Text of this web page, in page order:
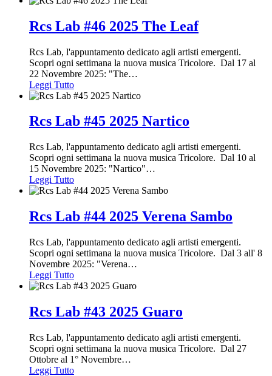
Rcs Lab #46 2025 The Leaf
Rcs Lab, l'appuntamento dedicato agli artisti emergenti.
Scopri ogni settimana la nuova musica Tricolore. Dal 17 al
22 Novembre 2025: "The…
Leggi Tutto
Rcs Lab #45 2025 Nartico
Rcs Lab, l'appuntamento dedicato agli artisti emergenti.
Scopri ogni settimana la nuova musica Tricolore. Dal 10 al
15 Novembre 2025: "Nartico"…
Leggi Tutto
Rcs Lab #44 2025 Verena Sambo
Rcs Lab, l'appuntamento dedicato agli artisti emergenti.
Scopri ogni settimana la nuova musica Tricolore. Dal 3 all' 8
Novembre 2025: "Verena…
Leggi Tutto
Rcs Lab #43 2025 Guaro
Rcs Lab, l'appuntamento dedicato agli artisti emergenti.
Scopri ogni settimana la nuova musica Tricolore. Dal 27
Ottobre al 1° Novembre…
Leggi Tutto